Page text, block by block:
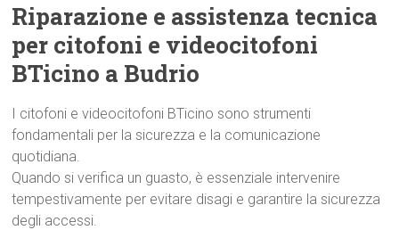
Riparazione e assistenza tecnica
per citofoni e videocitofoni
BTicino a Budrio
I citofoni e videocitofoni BTicino sono strumenti
fondamentali per la sicurezza e la comunicazione
quotidiana.
Quando si verifica un guasto, è essenziale intervenire
tempestivamente per evitare disagi e garantire la sicurezza
degli accessi.